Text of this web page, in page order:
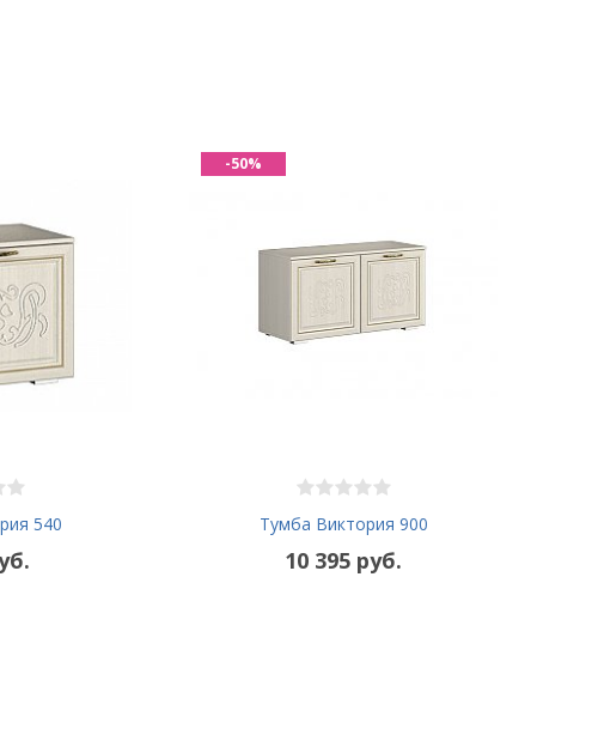
540 Тумба Виктория 900
10 395 руб.
-50%